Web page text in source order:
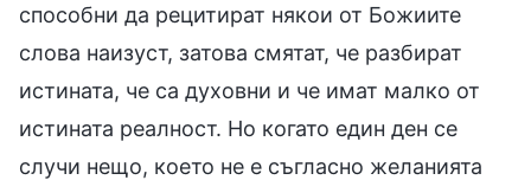
способни да рецитират някои от Божиите
слова наизуст, затова смятат, че разбират
истината, че са духовни и че имат малко от
истината реалност. Но когато един ден се
случи нещо, което не е съгласно желанията